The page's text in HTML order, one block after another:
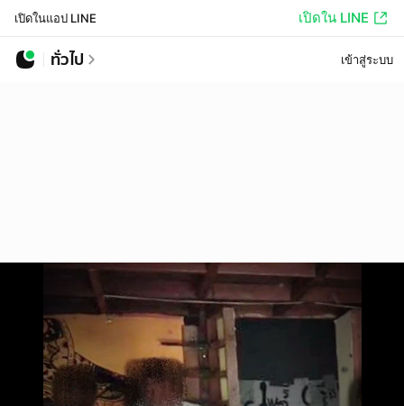
เปิดในแอป LINE เปิดใน LINE
ทั่วไป เข้าสู่ระบบ